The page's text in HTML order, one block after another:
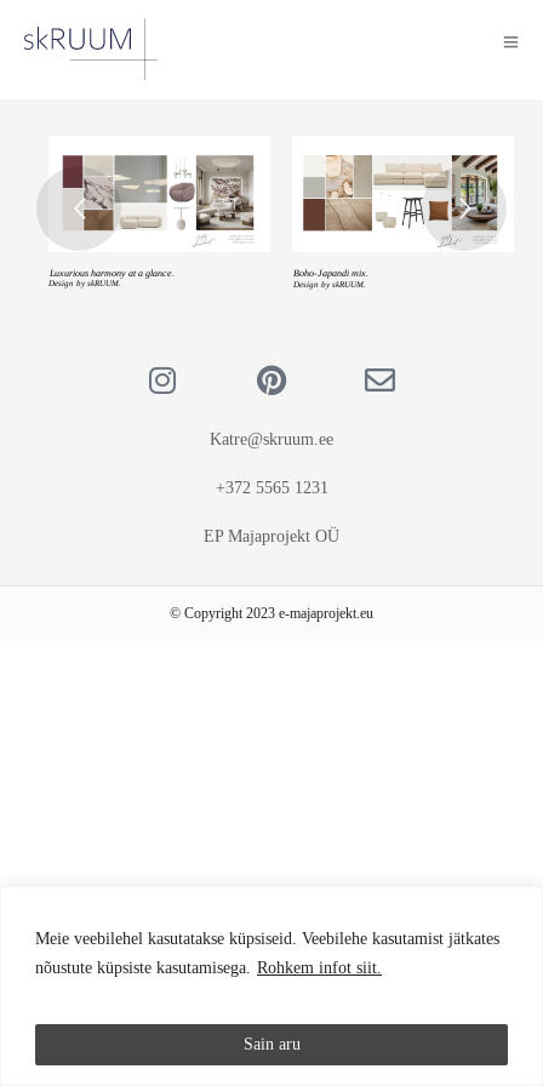
Meie veebilehel kasutatakse küpsiseid. Veebilehe kasutamist jätkates
nõustute küpsiste kasutamisega. Rohkem infot siit.
Sain aru
Luxurious harmony at a glance.
Design by skRUUM. Design by skRUUM.
Boho-Japandi mix.
Katre@skruum.ee
+372 5565 1231
EP Majaprojekt OÜ
© Copyright 2023 e-majaprojekt.eu